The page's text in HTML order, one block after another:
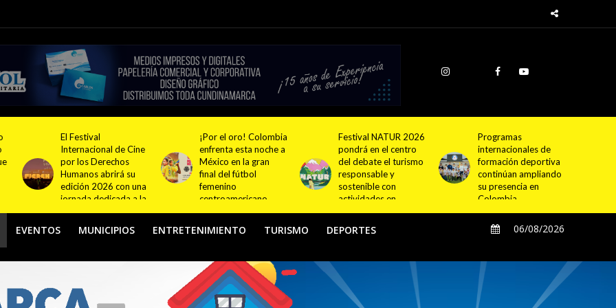
¡Por el oro! Colombia
enfrenta esta noche a
México en la gran
final del fútbol
femenino
centroamericano
Festival NATUR 2026
pondrá en el centro
del debate el turismo
responsable y
sostenible con
actividades en
Bogotá y Guasca
Programas
internacionales de
formación deportiva
continúan ampliando
su presencia en
Colombia
Cundinamarca
proyecta la
construcción de
4.000 nuevas
viviendas en 12
municipios
EVENTOS MUNICIPIOS ENTRETENIMIENTO TURISMO DEPORTES 06/08/2026